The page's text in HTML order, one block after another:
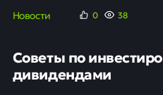
Новости 0 38
Советы по
дивидендами